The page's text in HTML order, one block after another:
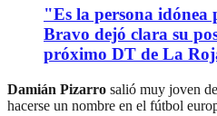
"Es la persona
Bravo dejó clara su
próximo DT de La
Damián Pizarro salió muy joven
hacerse un nombre en el fútbol